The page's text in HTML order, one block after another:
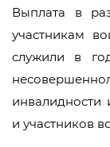
Выплата в
участникам
служили в
и участников